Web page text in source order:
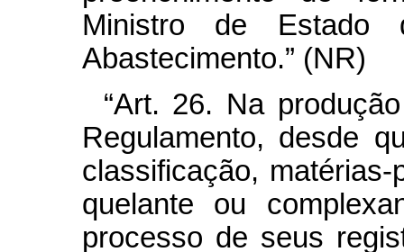
Ministro de Estado
Abastecimento.” (NR)
“Art. 26. Na
Regulamento, desde
classificação,
quelante ou
processo de seus